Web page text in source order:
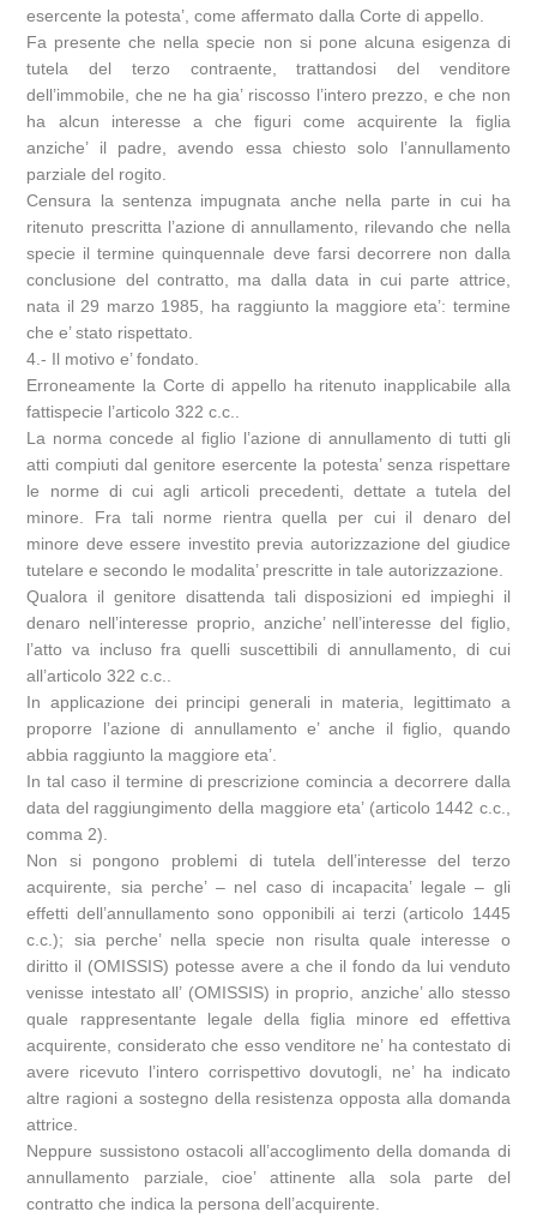
esercente la potesta’, come affermato dalla Corte di appello.
Fa presente che nella specie non si pone alcuna esigenza di
tutela del terzo contraente, trattandosi del venditore
dell’immobile, che ne ha gia’ riscosso l’intero prezzo, e che non
ha alcun interesse a che figuri come acquirente la figlia
anziche’ il padre, avendo essa chiesto solo l’annullamento
parziale del rogito.
Censura la sentenza impugnata anche nella parte in cui ha
ritenuto prescritta l’azione di annullamento, rilevando che nella
specie il termine quinquennale deve farsi decorrere non dalla
conclusione del contratto, ma dalla data in cui parte attrice,
nata il 29 marzo 1985, ha raggiunto la maggiore eta’: termine
che e’ stato rispettato.
4.- Il motivo e’ fondato.
Erroneamente la Corte di appello ha ritenuto inapplicabile alla
fattispecie l’articolo 322 c.c..
La norma concede al figlio l’azione di annullamento di tutti gli
atti compiuti dal genitore esercente la potesta’ senza rispettare
le norme di cui agli articoli precedenti, dettate a tutela del
minore. Fra tali norme rientra quella per cui il denaro del
minore deve essere investito previa autorizzazione del giudice
tutelare e secondo le modalita’ prescritte in tale autorizzazione.
Qualora il genitore disattenda tali disposizioni ed impieghi il
denaro nell’interesse proprio, anziche’ nell’interesse del figlio,
l’atto va incluso fra quelli suscettibili di annullamento, di cui
all’articolo 322 c.c..
In applicazione dei principi generali in materia, legittimato a
proporre l’azione di annullamento e’ anche il figlio, quando
abbia raggiunto la maggiore eta’.
In tal caso il termine di prescrizione comincia a decorrere dalla
data del raggiungimento della maggiore eta’ (articolo 1442 c.c.,
comma 2).
Non si pongono problemi di tutela dell’interesse del terzo
acquirente, sia perche’ – nel caso di incapacita’ legale – gli
effetti dell’annullamento sono opponibili ai terzi (articolo 1445
c.c.); sia perche’ nella specie non risulta quale interesse o
diritto il (OMISSIS) potesse avere a che il fondo da lui venduto
venisse intestato all’ (OMISSIS) in proprio, anziche’ allo stesso
quale rappresentante legale della figlia minore ed effettiva
acquirente, considerato che esso venditore ne’ ha contestato di
avere ricevuto l’intero corrispettivo dovutogli, ne’ ha indicato
altre ragioni a sostegno della resistenza opposta alla domanda
attrice.
Neppure sussistono ostacoli all’accoglimento della domanda di
annullamento parziale, cioe’ attinente alla sola parte del
contratto che indica la persona dell’acquirente.